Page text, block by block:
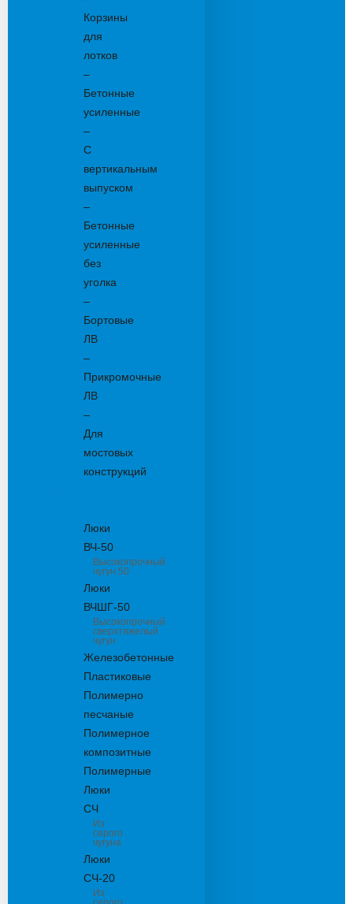
Корзины
для
лотков
–
Бетонные
усиленные
–
С
вертикальным
выпуском
–
Бетонные
усиленные
без
уголка
–
Бортовые
ЛВ
–
Прикромочные
ЛВ
–
Для
мостовых
конструкций
Люки
ВЧ-50
Высокопрочный
чугун 50
Люки
ВЧШГ-50
Высокопрочный
сверхтяжелый
чугун
Железобетонные
Пластиковые
Полимерно
песчаные
Полимерное
композитные
Полимерные
Люки
СЧ
Из
серого
чугуна
Люки
СЧ-20
Из